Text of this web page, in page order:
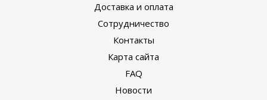
Доставка и оплата
Сотрудничество
Контакты
Карта сайта
FAQ
Новости